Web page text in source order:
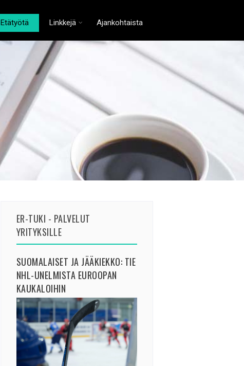
Etätyötä Linkkejä Ajankohtaista
ER-TUKI - PALVELUT
YRITYKSILLE
SUOMALAISET JA JÄÄKIEKKO: TIE
NHL-UNELMISTA EUROOPAN
KAUKALOIHIN